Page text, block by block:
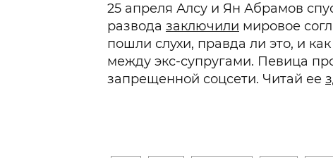
25 апреля Алсу и Ян Абрамов
развода заключили мировое
пошли слухи, правда ли это, и
между экс-супругами. Певица
запрещенной соцсети. Читай ее